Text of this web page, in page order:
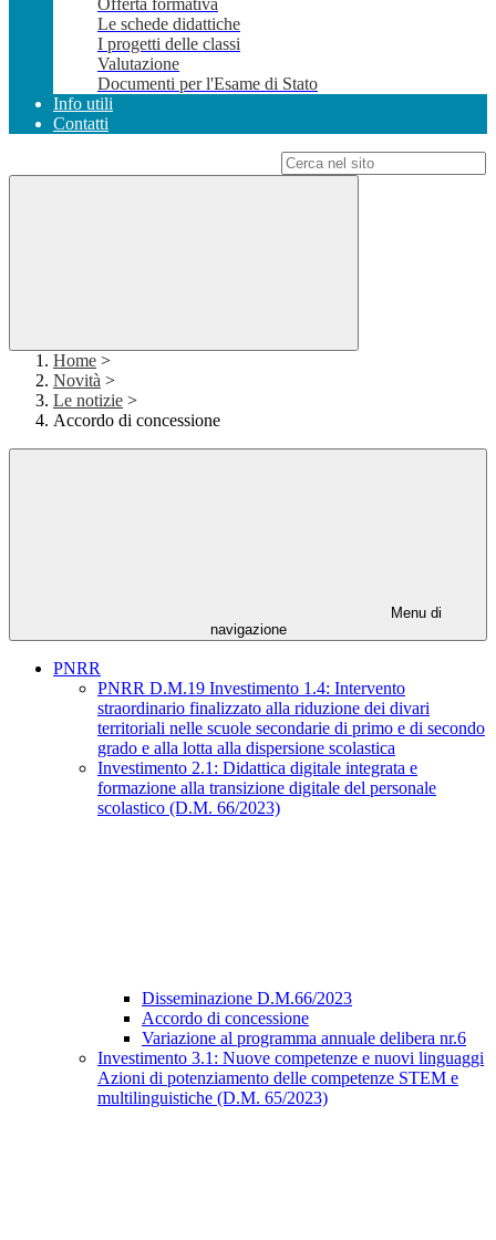
Offerta formativa
Le schede didattiche
I progetti delle classi
Valutazione
Documenti per l'Esame di Stato
Info utili
Contatti
Home >
Novità >
Le notizie >
Accordo di concessione
Menu di
navigazione
PNRR
PNRR D.M.19 Investimento 1.4: Intervento
straordinario finalizzato alla riduzione dei divari
territoriali nelle scuole secondarie di primo e di secondo
grado e alla lotta alla dispersione scolastica
Investimento 2.1: Didattica digitale integrata e
formazione alla transizione digitale del personale
scolastico (D.M. 66/2023)
Disseminazione D.M.66/2023
Accordo di concessione
Variazione al programma annuale delibera nr.6
Investimento 3.1: Nuove competenze e nuovi linguaggi
Azioni di potenziamento delle competenze STEM e
multilinguistiche (D.M. 65/2023)